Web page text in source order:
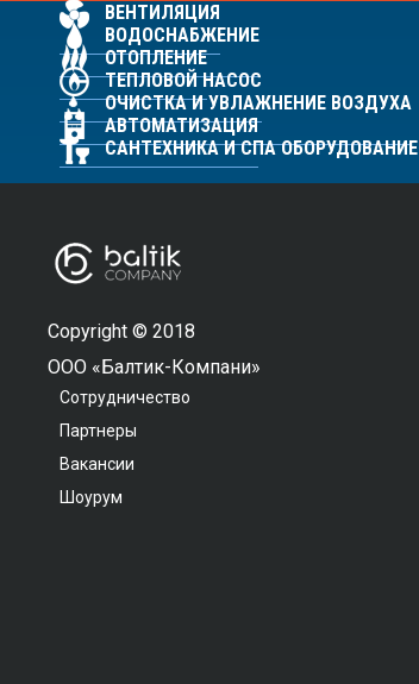
ВЕНТИЛЯЦИЯ
ВОДОСНАБЖЕНИЕ
ОТОПЛЕНИЕ
ТЕПЛОВОЙ НАСОС
ОЧИСТКА И УВЛАЖНЕНИЕ ВОЗДУХА
АВТОМАТИЗАЦИЯ
САНТЕХНИКА И СПА ОБОРУДОВАНИЕ
Copyright © 2018
ООО «Балтик-Компани»
Сотрудничество
Партнеры
Вакансии
Шоурум